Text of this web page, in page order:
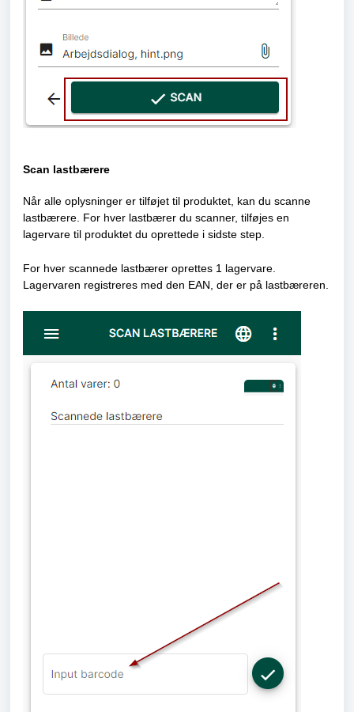
Scan lastbærere
Når alle oplysninger er tilføjet til produktet, kan du scanne
lastbærere. For hver lastbærer du scanner, tilføjes en
lagervare til produktet du oprettede i sidste step.
For hver scannede lastbærer oprettes 1 lagervare.
Lagervaren registreres med den EAN, der er på lastbæreren.